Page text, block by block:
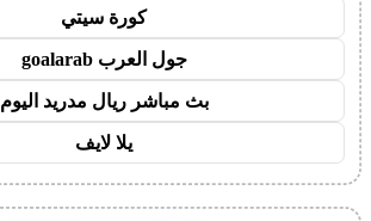
كورة سيتي
جول العرب goalarab
بث مباشر ريال مدريد اليوم
يلا لايف